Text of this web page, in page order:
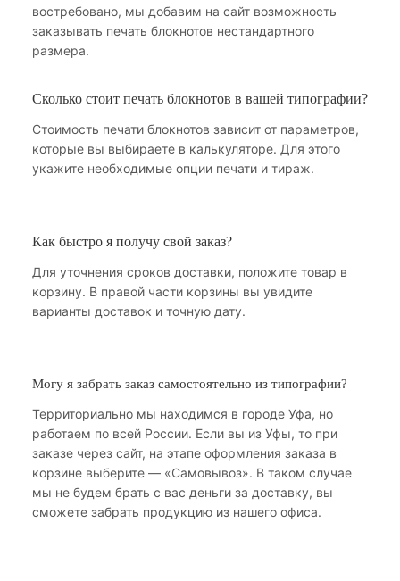
востребовано, мы добавим на сайт возможность
заказывать печать блокнотов нестандартного
размера.
Сколько стоит печать блокнотов в вашей типографии?
Стоимость печати блокнотов зависит от параметров,
которые вы выбираете в калькуляторе. Для этого
укажите необходимые опции печати и тираж.
Как быстро я получу свой заказ?
Для уточнения сроков доставки, положите товар в
корзину. В правой части корзины вы увидите
варианты доставок и точную дату.
Могу я забрать заказ самостоятельно из типографии?
Территориально мы находимся в городе Уфа, но
работаем по всей России. Если вы из Уфы, то при
заказе через сайт, на этапе оформления заказа в
корзине выберите — «Самовывоз». В таком случае
мы не будем брать с вас деньги за доставку, вы
сможете забрать продукцию из нашего офиса.